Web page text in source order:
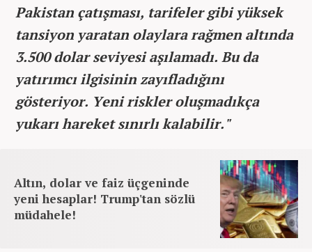
Pakistan çatışması, tarifeler gibi yüksek
tansiyon yaratan olaylara rağmen altında
3.500 dolar seviyesi aşılamadı. Bu da
yatırımcı ilgisinin zayıfladığını
gösteriyor. Yeni riskler oluşmadıkça
yukarı hareket sınırlı kalabilir."
Altın, dolar ve faiz üçgeninde
yeni hesaplar! Trump'tan sözlü
müdahele!